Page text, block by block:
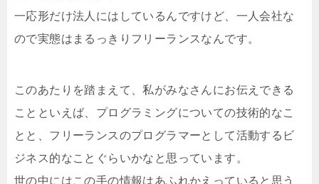
一応形だけ法人にはしているんですけど、一人会社な
ので実態はまるっきりフリーランスなんです。
このあたりを踏まえて、私がみなさんにお伝えできる
ことといえば、プログラミングについての技術的なこ
とと、フリーランスのプログラマーとして活動するビ
ジネス的なことぐらいかなと思っています。
世の中にはこの手の情報はあふれかえっていると思う